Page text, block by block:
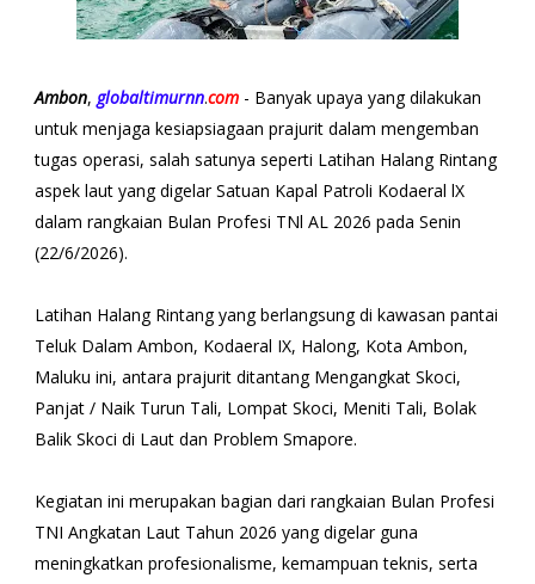
Ambon, globaltimurnn.com- Banyak upaya yang dilakukan
untuk menjaga kesiapsiagaan prajurit dalam mengemban
tugas operasi, salah satunya seperti Latihan Halang Rintang
aspek laut yang digelar Satuan Kapal Patroli Kodaeral lX
dalam rangkaian Bulan Profesi TNl AL 2026 pada Senin
(22/6/2026).
Latihan Halang Rintang yang berlangsung di kawasan pantai
Teluk Dalam Ambon, Kodaeral IX, Halong, Kota Ambon,
Maluku ini, antara prajurit ditantang Mengangkat Skoci,
Panjat / Naik Turun Tali, Lompat Skoci, Meniti Tali, Bolak
Balik Skoci di Laut dan Problem Smapore.
Kegiatan ini merupakan bagian dari rangkaian Bulan Profesi
TNI Angkatan Laut Tahun 2026 yang digelar guna
meningkatkan profesionalisme, kemampuan teknis, serta